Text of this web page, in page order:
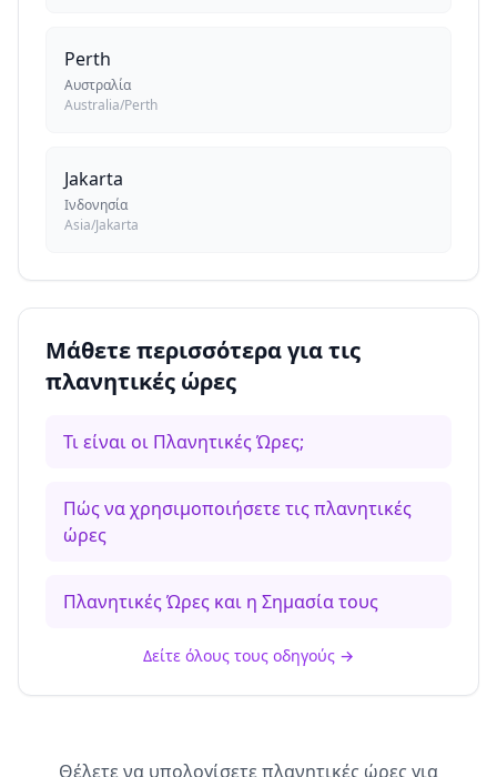
Perth
Αυστραλία
Australia/Perth
Jakarta
Ινδονησία
Asia/Jakarta
Μάθετε περισσότερα για τις
πλανητικές ώρες
Τι είναι οι Πλανητικές Ώρες;
Πώς να χρησιμοποιήσετε τις πλανητικές
ώρες
Πλανητικές Ώρες και η Σημασία τους
Δείτε όλους τους οδηγούς →
Θέλετε να υπολογίσετε πλανητικές ώρες για